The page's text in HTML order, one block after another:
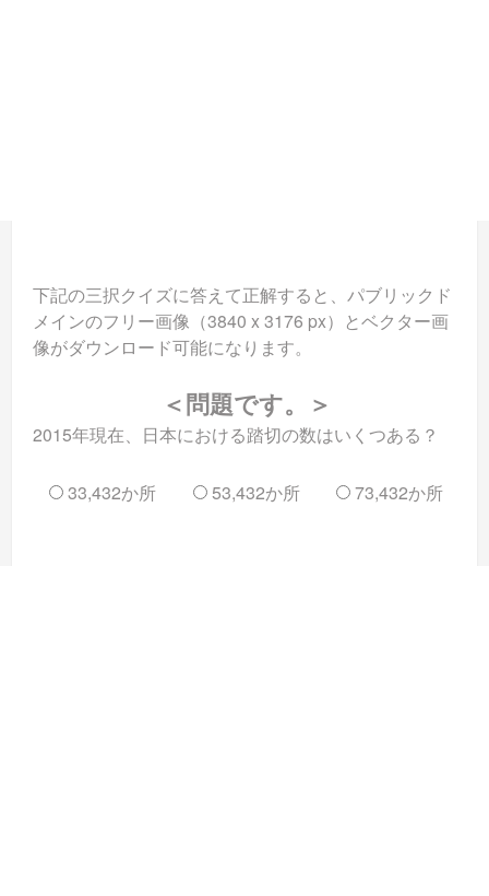
下記の三択クイズに答えて正解すると、パブリックド
メインのフリー画像（3840 x 3176 px）とベクター画
像がダウンロード可能になります。
＜問題です。＞
2015年現在、日本における踏切の数はいくつある？
33,432か所 53,432か所 73,432か所